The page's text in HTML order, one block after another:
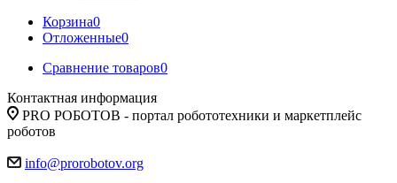
Корзина0
Отложенные0
Сравнение товаров0
Контактная информация
PRO РОБОТОВ - портал робототехники и маркетплейс
роботов
info@prorobotov.org